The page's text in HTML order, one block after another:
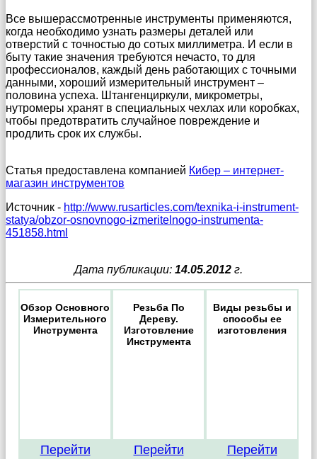
Все вышерассмотренные инструменты применяются,
когда необходимо узнать размеры деталей или
отверстий с точностью до сотых миллиметра. И если в
быту такие значения требуются нечасто, то для
профессионалов, каждый день работающих с точными
данными, хороший измерительный инструмент –
половина успеха. Штангенциркули, микрометры,
нутромеры хранят в специальных чехлах или коробках,
чтобы предотвратить случайное повреждение и
продлить срок их службы.
Статья предоставлена компанией Кибер – интернет-
магазин инструментов
Источник - http://www.rusarticles.com/texnika-i-instrument-
statya/obzor-osnovnogo-izmeritelnogo-instrumenta-
451858.html
Дата публикации: 14.05.2012 г.
Обзор Основного
Измерительного
Инструмента
Перейти
Резьба По
Дереву.
Изготовление
Инструмента
Перейти
Виды резьбы и
способы ее
изготовления
Перейти